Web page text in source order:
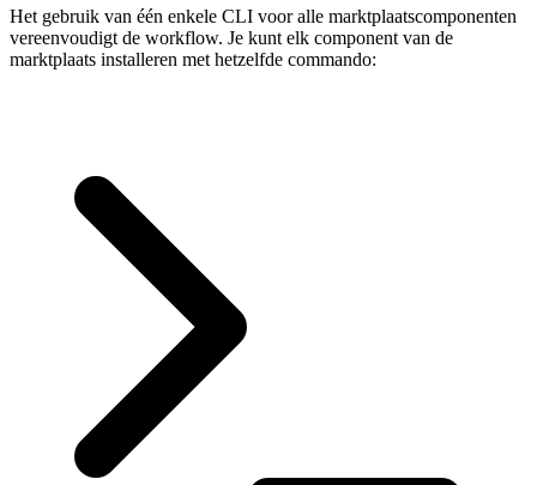
Het gebruik van één enkele CLI voor alle marktplaatscomponenten
vereenvoudigt de workflow. Je kunt elk component van de
marktplaats installeren met hetzelfde commando: